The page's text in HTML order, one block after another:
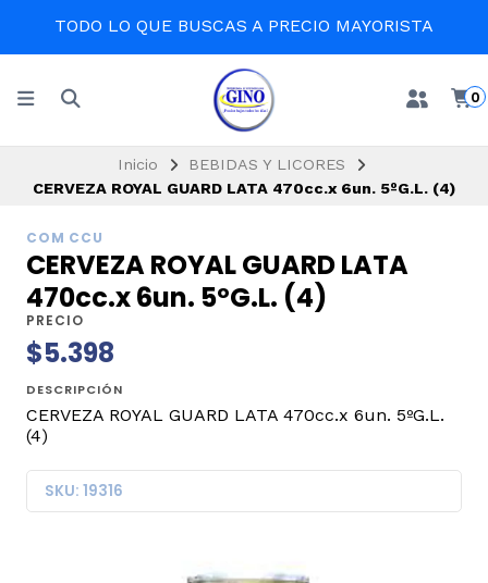
EN LA COMODIDAD DE TU CASA
0
Inicio
BEBIDAS Y LICORES
CERVEZA ROYAL GUARD LATA 470cc.x 6un. 5ºG.L. (4)
COM CCU
CERVEZA ROYAL GUARD LATA
470cc.x 6un. 5ºG.L. (4)
PRECIO
$5.398
DESCRIPCIÓN
CERVEZA ROYAL GUARD LATA 470cc.x 6un. 5ºG.L.
(4)
SKU: 19316